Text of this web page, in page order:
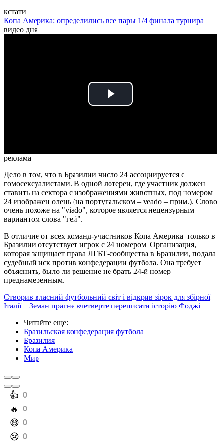
кстати
Копа Америка: определились все пары 1/4 финала турнира
видео дня
Play
реклама
Дело в том, что в Бразилии число 24 ассоциируется с
гомосексуалистами. В одной лотереи, где участник должен
ставить на сектора с изображениями животных, под номером
24 изображен олень (на португальском – veado – прим.). Слово
очень похоже на "viado", которое является нецензурным
вариантом слова "гей".
В отличие от всех команд-участников Копа Америка, только в
Бразилии отсутствует игрок с 24 номером. Организация,
которая защищает права ЛГБТ-сообщества в Бразилии, подала
судебный иск против конфедерации футбола. Она требует
объяснить, было ли решение не брать 24-й номер
преднамеренным.
Створив власний футбольний світ і відкрив зірок для збірної
Італії – Земан прагне вчетверте переписати історію Фоджі
Читайте еще:
Бразильская конфедерация футбола
Бразилия
Копа Америка
Мир
️👍 0
️🔥 0
️😄 0
️😢 0